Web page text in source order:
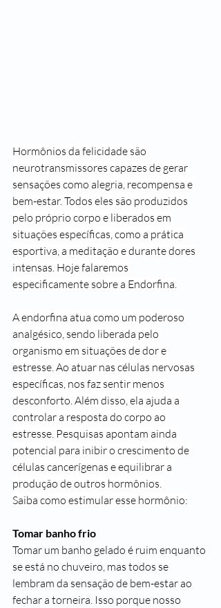
Hormônios da felicidade são
neurotransmissores capazes de gerar
sensações como alegria, recompensa e
bem-estar. Todos eles são produzidos
pelo próprio corpo e liberados em
situações específicas, como a prática
esportiva, a meditação e durante dores
intensas. Hoje falaremos
especificamente sobre a Endorfina.
A endorfina atua como um poderoso
analgésico, sendo liberada pelo
organismo em situações de dor e
estresse. Ao atuar nas células nervosas
específicas, nos faz sentir menos
desconforto. Além disso, ela ajuda a
controlar a resposta do corpo ao
estresse. Pesquisas apontam ainda
potencial para inibir o crescimento de
células cancerígenas e equilibrar a
produção de outros hormônios.
Saiba como estimular esse hormônio:
Tomar banho frio
Tomar um banho gelado é ruim enquanto
se está no chuveiro, mas todos se
lembram da sensação de bem-estar ao
fechar a torneira. Isso porque nosso